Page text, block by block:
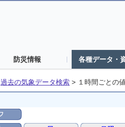
防災情報 各種データ・
過去の気象データ検索 > １時間ごとの